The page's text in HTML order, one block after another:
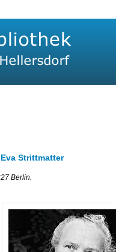
Strittmatter
Berlin.